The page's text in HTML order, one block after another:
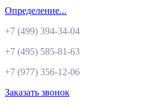
Определение...
+7 (499) 394-34-04
+7 (495) 585-81-63
+7 (977) 356-12-06
Заказать звонок